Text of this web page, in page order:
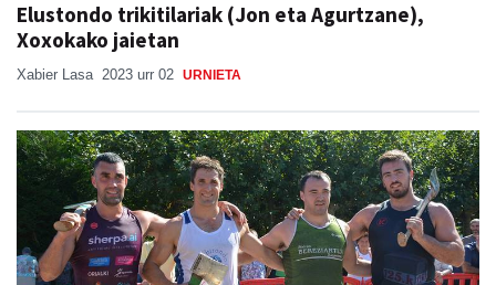
Elustondo trikitilariak (Jon eta Agurtzane),
Xoxokako jaietan
Xabier Lasa 2023 urr 02 URNIETA